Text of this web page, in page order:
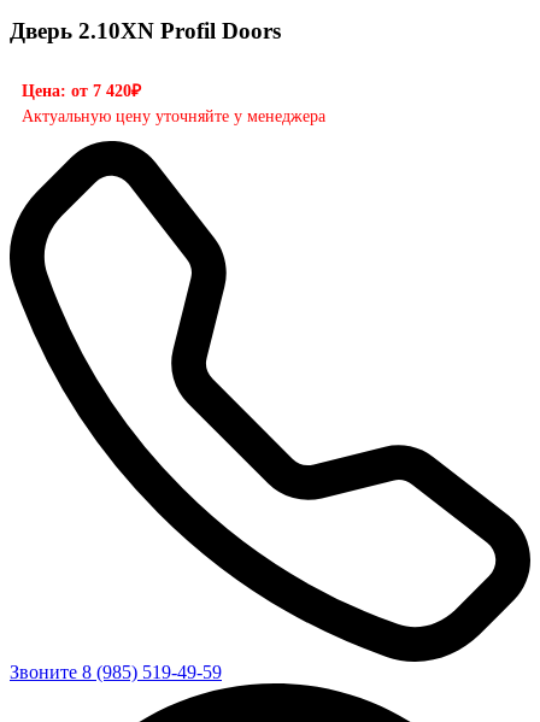
Дверь 2.10XN Profil Doors
Цена: от 7 420₽
Актуальную цену уточняйте у менеджера
Звоните 8 (985) 519-49-59